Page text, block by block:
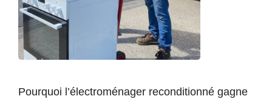
Pourquoi l’électroménager reconditionné gagne